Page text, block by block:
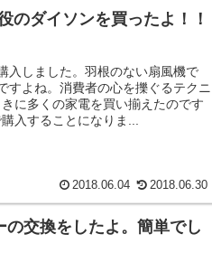
のダイソンを買ったよ！！
入しました。羽根のない扇風機で
すよね。消費者の心を擽ぐるテクニ
に多くの家電を買い揃えたのです
入することになりま...
2018.06.04 2018.06.30
交換をしたよ。簡単でし